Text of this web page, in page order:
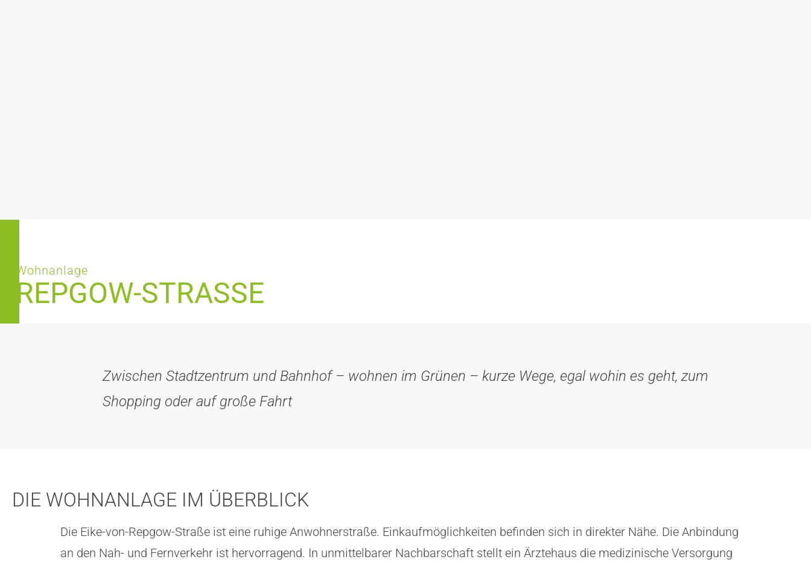
Wohnanlage
REPGOW-STRASSE
Zwischen Stadtzentrum und Bahnhof – wohnen im Grünen – kurze Wege, egal wohin es geht, zum
Shopping oder auf große Fahrt
DIE WOHNANLAGE IM ÜBERBLICK
Die Eike-von-Repgow-Straße ist eine ruhige Anwohnerstraße. Einkaufmöglichkeiten befinden sich in direkter Nähe. Die Anbindung
an den Nah- und Fernverkehr ist hervorragend. In unmittelbarer Nachbarschaft stellt ein Ärztehaus die medizinische Versorgung